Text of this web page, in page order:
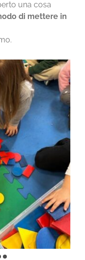
una cosa
di mettere in